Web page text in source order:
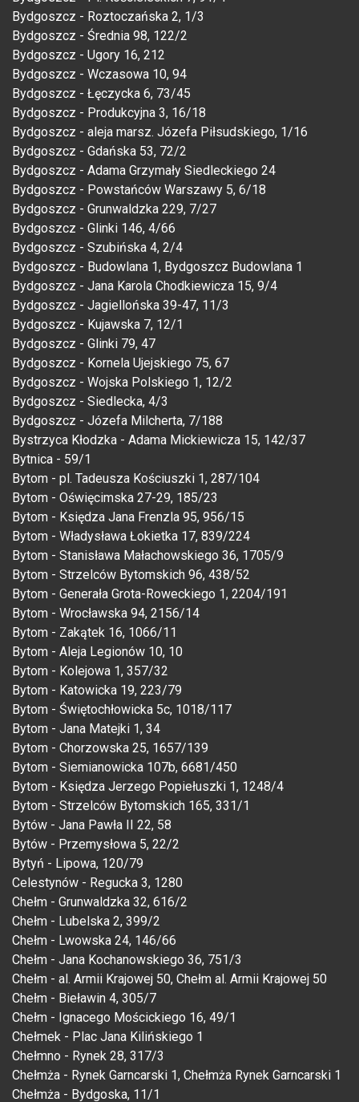
Bydgoszcz - Roztoczańska 2, 1/3
Bydgoszcz - Średnia 98, 122/2
Bydgoszcz - Ugory 16, 212
Bydgoszcz - Wczasowa 10, 94
Bydgoszcz - Łęczycka 6, 73/45
Bydgoszcz - Produkcyjna 3, 16/18
Bydgoszcz - aleja marsz. Józefa Piłsudskiego, 1/16
Bydgoszcz - Gdańska 53, 72/2
Bydgoszcz - Adama Grzymały Siedleckiego 24
Bydgoszcz - Powstańców Warszawy 5, 6/18
Bydgoszcz - Grunwaldzka 229, 7/27
Bydgoszcz - Glinki 146, 4/66
Bydgoszcz - Szubińska 4, 2/4
Bydgoszcz - Budowlana 1, Bydgoszcz Budowlana 1
Bydgoszcz - Jana Karola Chodkiewicza 15, 9/4
Bydgoszcz - Jagiellońska 39-47, 11/3
Bydgoszcz - Kujawska 7, 12/1
Bydgoszcz - Glinki 79, 47
Bydgoszcz - Kornela Ujejskiego 75, 67
Bydgoszcz - Wojska Polskiego 1, 12/2
Bydgoszcz - Siedlecka, 4/3
Bydgoszcz - Józefa Milcherta, 7/188
Bystrzyca Kłodzka - Adama Mickiewicza 15, 142/37
Bytnica - 59/1
Bytom - pl. Tadeusza Kościuszki 1, 287/104
Bytom - Oświęcimska 27-29, 185/23
Bytom - Księdza Jana Frenzla 95, 956/15
Bytom - Władysława Łokietka 17, 839/224
Bytom - Stanisława Małachowskiego 36, 1705/9
Bytom - Strzelców Bytomskich 96, 438/52
Bytom - Generała Grota-Roweckiego 1, 2204/191
Bytom - Wrocławska 94, 2156/14
Bytom - Zakątek 16, 1066/11
Bytom - Aleja Legionów 10, 10
Bytom - Kolejowa 1, 357/32
Bytom - Katowicka 19, 223/79
Bytom - Świętochłowicka 5c, 1018/117
Bytom - Jana Matejki 1, 34
Bytom - Chorzowska 25, 1657/139
Bytom - Siemianowicka 107b, 6681/450
Bytom - Księdza Jerzego Popiełuszki 1, 1248/4
Bytom - Strzelców Bytomskich 165, 331/1
Bytów - Jana Pawła II 22, 58
Bytów - Przemysłowa 5, 22/2
Bytyń - Lipowa, 120/79
Celestynów - Regucka 3, 1280
Chełm - Grunwaldzka 32, 616/2
Chełm - Lubelska 2, 399/2
Chełm - Lwowska 24, 146/66
Chełm - Jana Kochanowskiego 36, 751/3
Chełm - al. Armii Krajowej 50, Chełm al. Armii Krajowej 50
Chełm - Bieławin 4, 305/7
Chełm - Ignacego Mościckiego 16, 49/1
Chełmek - Plac Jana Kilińskiego 1
Chełmno - Rynek 28, 317/3
Chełmża - Rynek Garncarski 1, Chełmża Rynek Garncarski 1
Chełmża - Bydgoska, 11/1